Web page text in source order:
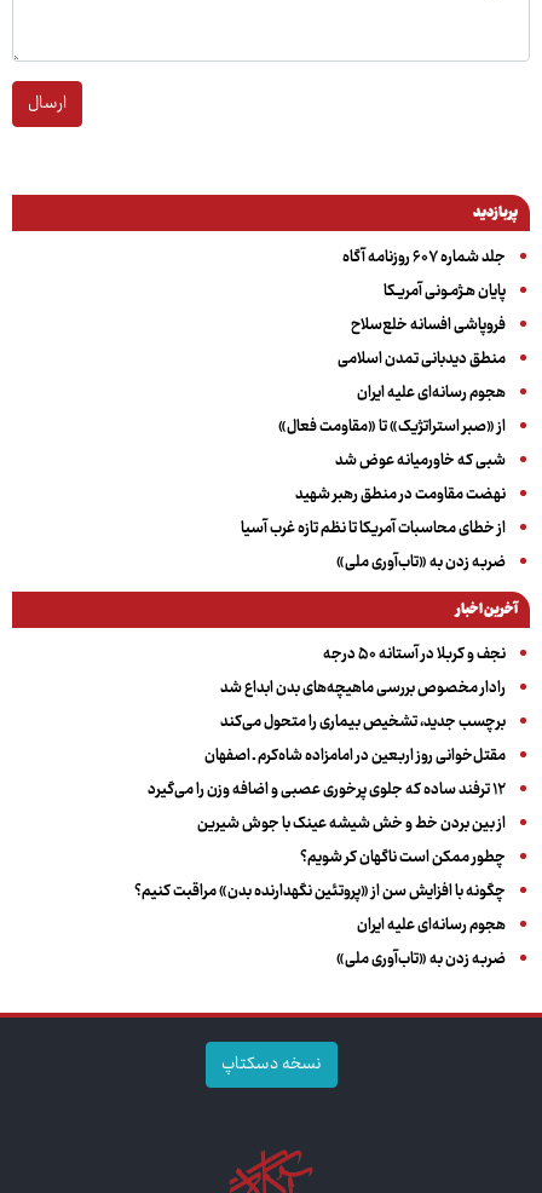
ارسال
پربازدید
جلد شماره ۶۰۷ روزنامه آگاه
پایان هـژمـونی آمریـکا
فروپاشی افسانه خلع‌سلاح
منطق دیدبانی تمدن اسلامی
هجوم رسانه‌ای علیه ایران
از «صبر استراتژیک» تا «مقاومت فعال»
شبی که خاورمیانه عوض شد
نهضت مقاومت در منطق رهبر شهید
از خطای محاسبات آمریکا تا نظم تازه غرب آسیا
ضربه زدن به «تاب‌آوری ملی»
آخرین اخبار
نجف و کربلا در آستانه ۵۰ درجه
رادار مخصوص بررسی ماهیچه‌های بدن ابداع شد
برچسب جدید، تشخیص بیماری را متحول می‌کند
مقتل‌خوانی روز اربعین در امامزاده شاه‌کرم ـ اصفهان
۱۲ ترفند ساده که جلوی پرخوری عصبی و اضافه ‌وزن را می‌گیرد
از بین بردن خط و خش شیشه عینک با جوش شیرین
چطور ممکن است ناگهان کر شویم؟
چگونه با افزایش سن از «پروتئین نگهدارنده بدن» مراقبت کنیم؟
هجوم رسانه‌ای علیه ایران
ضربه زدن به «تاب‌آوری ملی»
نسخه دسکتاپ